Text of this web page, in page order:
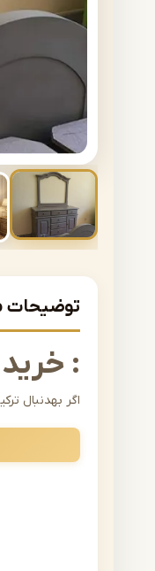
:
اگر بهدنبال
انتخابهایی
به کاربردی